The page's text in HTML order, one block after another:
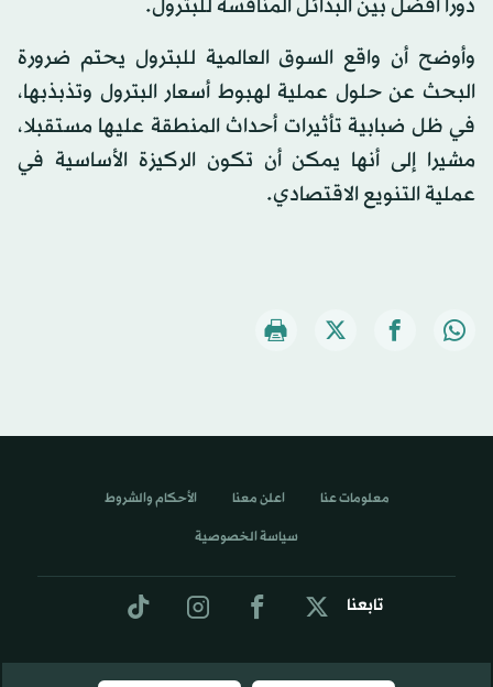
دورا أفضل بين البدائل المنافسة للبترول.
وأوضح أن واقع السوق العالمية للبترول يحتم ضرورة
البحث عن حلول عملية لهبوط أسعار البترول وتذبذبها،
في ظل ضبابية تأثيرات أحداث المنطقة عليها مستقبلا،
مشيرا إلى أنها يمكن أن تكون الركيزة الأساسية في
عملية التنويع الاقتصادي.
تابعنا
معلومات عنا اعلن معنا الأحكام والشروط
سياسة الخصوصية